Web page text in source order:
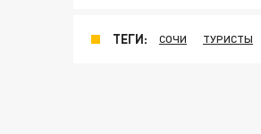
ТЕГИ: СОЧИ ТУРИСТЫ